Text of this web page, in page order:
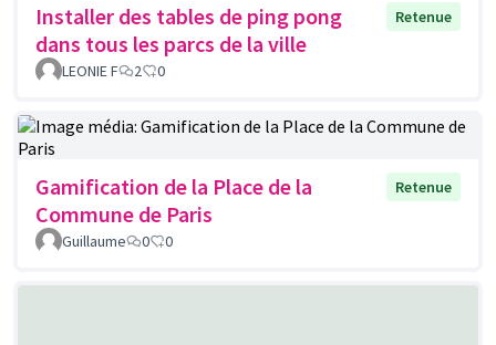
Installer des tables de ping pong
dans tous les parcs de la ville
Retenue
LEONIE F 2 0
Gamification de la Place de la
Commune de Paris
Retenue
Guillaume 0 0